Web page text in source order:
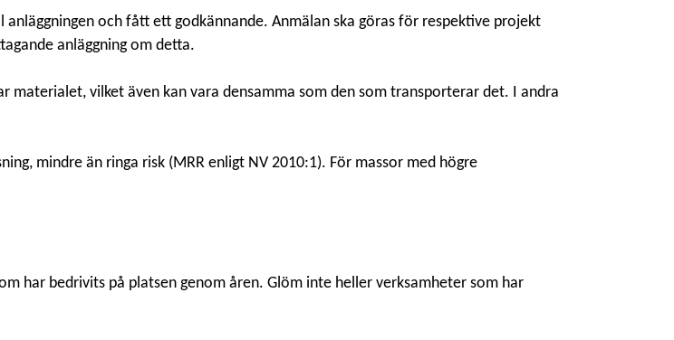
och fått ett godkännande. Anmälan ska göras för respektive projekt
anläggning om detta.
materialet, vilket även kan vara densamma som den som transporterar det. I andra
mindre än ringa risk (MRR enligt NV 2010:1). För massor med högre
har bedrivits på platsen genom åren. Glöm inte heller verksamheter som har